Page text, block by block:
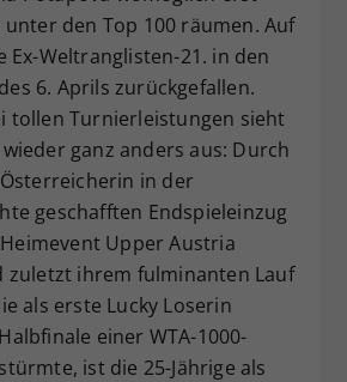
den Top 100 räumen. Auf
Ex-Weltranglisten-21. in den
6. Aprils zurückgefallen.
tollen Turnierleistungen sieht
ganz anders aus: Durch
in der
geschafften Endspieleinzug
Upper Austria
zuletzt ihrem fulminanten Lauf
als erste Lucky Loserin
einer WTA-1000-
ist die 25-Jährige als
Wert speichert Ihre Consent-
Unter anderem eine
generierte ID, für die
Speicherung Ihrer
Einstellungen, falls der
Betreiber dies eingestellt